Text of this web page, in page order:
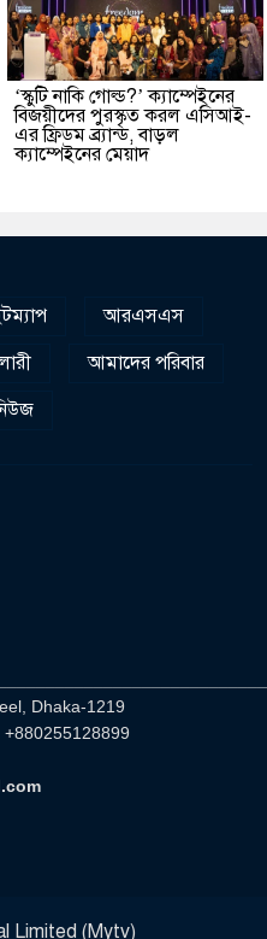
‘স্কুটি নাকি গোল্ড?’ ক্যাম্পেইনের
বিজয়ীদের পুরস্কৃত করল এসিআই-
এর ফ্রিডম ব্র্যান্ড, বাড়ল
ক্যাম্পেইনের মেয়াদ
আরএসএস
আমাদের পরিবার
Dhaka-1219
Limited (Mytv)